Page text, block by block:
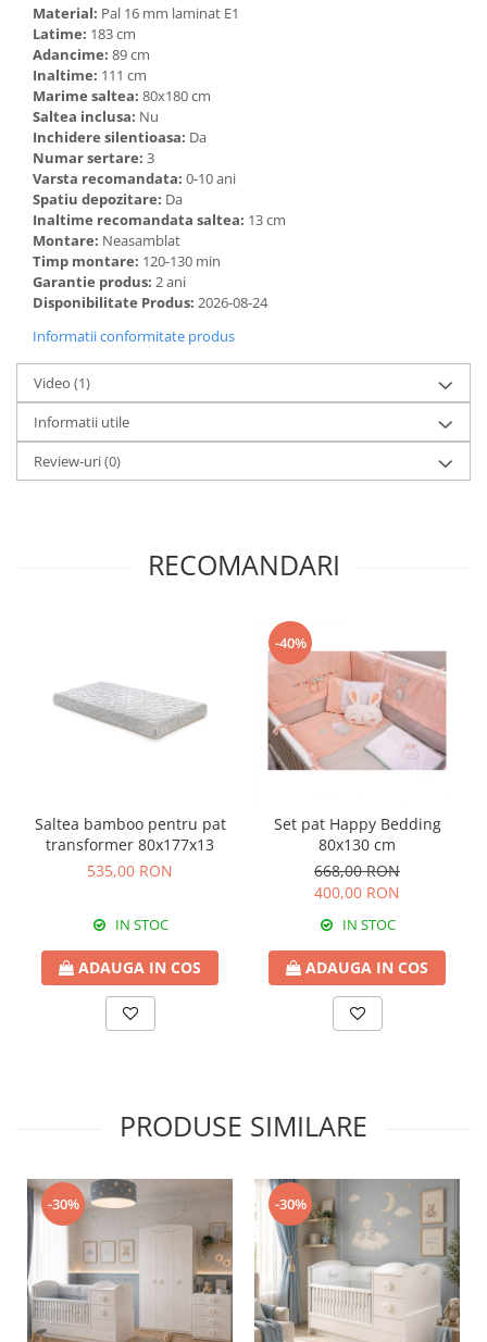
Material: Pal 16 mm laminat E1
Latime: 183 cm
Adancime: 89 cm
Inaltime: 111 cm
Marime saltea: 80x180 cm
Saltea inclusa: Nu
Inchidere silentioasa: Da
Numar sertare: 3
Varsta recomandata: 0-10 ani
Spatiu depozitare: Da
Inaltime recomandata saltea: 13 cm
Montare: Neasamblat
Timp montare: 120-130 min
Garantie produs: 2 ani
Disponibilitate Produs: 2026-08-24
Informatii conformitate produs
Video (1)
Informatii utile
Review-uri(0)
RECOMANDARI
Saltea bamboo pentru pat
transformer 80x177x13
535,00 RON
IN STOC
ADAUGA IN COS
-40%
Set pat Happy Bedding
80x130 cm
668,00 RON
400,00 RON
IN STOC
ADAUGA IN COS
PRODUSE SIMILARE
-30% -30%